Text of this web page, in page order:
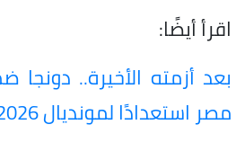
اقرأ أيضًا:
بعد أزمته الأخيرة..
مصر استعدادًا لمونديال 2026